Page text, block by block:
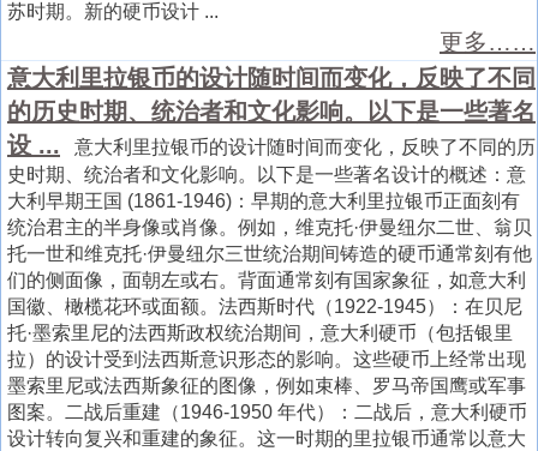
苏时期。新的硬币设计 ...
更多……
意大利里拉银币的设计随时间而变化，反映了不同
的历史时期、统治者和文化影响。以下是一些著名
设 ... 意大利里拉银币的设计随时间而变化，反映了不同的历
史时期、统治者和文化影响。以下是一些著名设计的概述：意
大利早期王国 (1861-1946)：早期的意大利里拉银币正面刻有
统治君主的半身像或肖像。例如，维克托·伊曼纽尔二世、翁贝
托一世和维克托·伊曼纽尔三世统治期间铸造的硬币通常刻有他
们的侧面像，面朝左或右。背面通常刻有国家象征，如意大利
国徽、橄榄花环或面额。法西斯时代（1922-1945）：在贝尼
托·墨索里尼的法西斯政权统治期间，意大利硬币（包括银里
拉）的设计受到法西斯意识形态的影响。这些硬币上经常出现
墨索里尼或法西斯象征的图像，例如束棒、罗马帝国鹰或军事
图案。二战后重建（1946-1950 年代）：二战后，意大利硬币
设计转向复兴和重建的象征。这一时期的里拉银币通常以意大